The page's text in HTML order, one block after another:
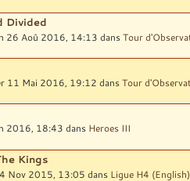
Divided
26 Aoû 2016, 14:13 dansTour
11 Mai 2016, 19:12 dansTour
2016, 18:43 dans Heroes III
Kings
Nov 2015, 13:05 dans Ligue H4 (English)